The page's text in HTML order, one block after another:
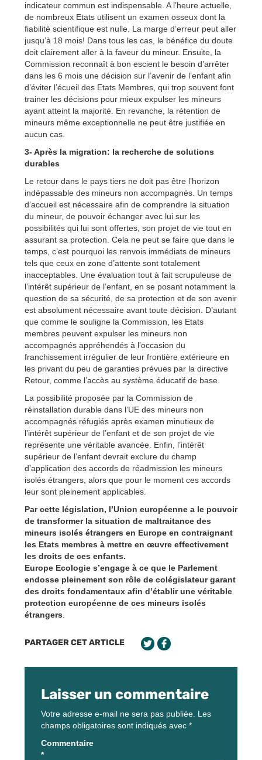
indicateur commun est indispensable. A l’heure actuelle,
de nombreux Etats utilisent un examen osseux dont la
fiabilité scientifique est nulle. La marge d’erreur peut aller
jusqu’à 18 mois! Dans tous les cas, le bénéfice du doute
doit clairement aller à la faveur du mineur. Ensuite, la
Commission reconnaît à bon escient le besoin d’arrêter
dans les 6 mois une décision sur l’avenir de l’enfant afin
d’éviter l’écueil des Etats Membres, qui trop souvent font
trainer les décisions pour mieux expulser les mineurs
ayant atteint la majorité. En revanche, la rétention de
mineurs même exceptionnelle ne peut être justifiée en
aucun cas.
3- Après la migration: la recherche de solutions
durables
Le retour dans le pays tiers ne doit pas être l’horizon
indépassable des mineurs non accompagnés. Un temps
d’accueil est nécessaire afin de comprendre la situation
du mineur, de pouvoir échanger avec lui sur les
possibilités qui lui sont offertes, son projet de vie tout en
assurant sa protection. Cela ne peut se faire que dans le
temps, c’est pourquoi les renvois immédiats de mineurs
tels que ceux en zone d’attente sont totalement
inacceptables. Une évaluation tout à fait scrupuleuse de
l’intérêt supérieur de l’enfant, en se posant notamment la
question de sa sécurité, de sa protection et de son avenir
est absolument nécessaire avant toute décision. D’autant
que comme le souligne la Commission, les Etats
membres peuvent expulser les mineurs non
accompagnés appréhendés à l’occasion du
franchissement irrégulier de leur frontière extérieure en
les privant du peu de garanties prévues par la directive
Retour, comme l’accès au système éducatif de base.
La possibilité proposée par la Commission de
réinstallation durable dans l’UE des mineurs non
accompagnés réfugiés après examen minutieux de
l’intérêt supérieur de l’enfant et de son projet de vie
représente une véritable avancée. Enfin, l’intérêt
supérieur de l’enfant devrait exclure du champ
d’application des accords de réadmission les mineurs
isolés étrangers, alors que pour le moment ces accords
leur sont pleinement applicables.
Par cette législation, l’Union européenne a le pouvoir
de transformer la situation de maltraitance des
mineurs isolés étrangers en Europe en contraignant
les Etats membres à mettre en œuvre effectivement
les droits de ces enfants.
Europe Ecologie s’engage à ce que le Parlement
endosse pleinement son rôle de colégislateur garant
des droits fondamentaux afin d’établir une véritable
protection européenne de ces mineurs isolés
étrangers
PARTAGER CET ARTICLE
Laisser un commentaire
Votre adresse e-mail ne sera pas publiée. Les
champs obligatoires sont indiqués avec *
Commentaire
*